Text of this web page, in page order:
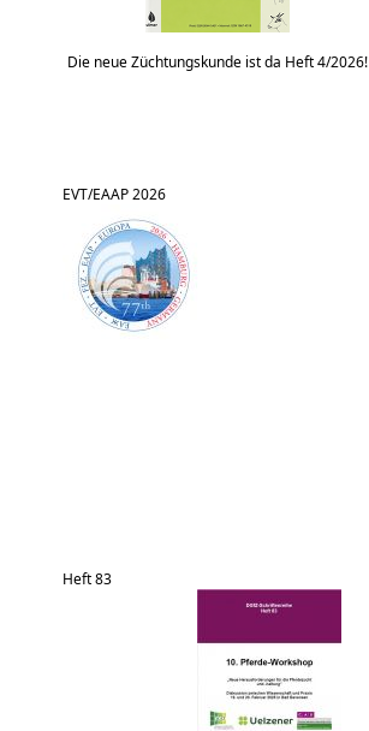
Die neue Züchtungskunde ist da Heft 4/2026!
EVT/EAAP 2026
Heft 83